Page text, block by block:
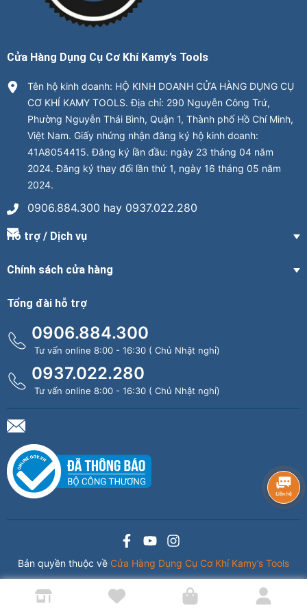
Cửa Hàng Dụng Cụ Cơ Khí Kamy’s Tools
Tên hộ kinh doanh: HỘ KINH DOANH CỬA HÀNG DỤNG CỤ
CƠ KHÍ KAMY TOOLS. Địa chỉ: 290 Nguyễn Công Trứ,
Phường Nguyễn Thái Bình, Quận 1, Thành phố Hồ Chí Minh,
Việt Nam. Giấy nhứng nhận đăng ký hộ kinh doanh:
41A8054415. Đăng ký lần đầu: ngày 23 tháng 04 năm
2024. Đăng ký thay đổi lần thứ 1, ngày 16 tháng 05 năm
2024.
0906.884.300 hay 0937.022.280
Hỗ trợ / Dịch vụ
Chính sách cửa hàng
Tổng đài hỗ trợ
0906.884.300
Tư vấn online 8:00 - 16:30 ( Chủ Nhật nghỉ)
0937.022.280
Tư vấn online 8:00 - 16:30 ( Chủ Nhật nghỉ)
Bản quyền thuộc về Cửa Hàng Dụng Cụ Cơ Khí Kamy’s Tools